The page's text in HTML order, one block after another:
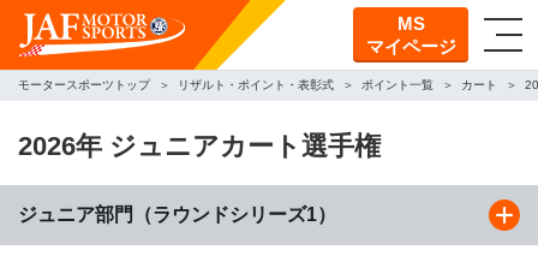
MS
マイページ
モータースポーツトップ リザルト・ポイント・表彰式 ポイント一覧 カート
2026年 ジュニアカート選手権
ジュニア部門（ラウンドシリーズ1）